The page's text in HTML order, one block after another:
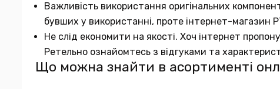
Важливість використання оригінальних
бувших у використанні, проте інтернет-магазин
Не слід економити на якості. Хоч інтернет
Ретельно ознайомтесь з відгуками та
Що можна знайти в асортименті